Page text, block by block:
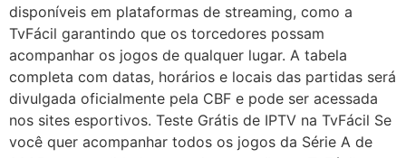
disponíveis em plataformas de streaming, como a
TvFácil garantindo que os torcedores possam
acompanhar os jogos de qualquer lugar. A tabela
completa com datas, horários e locais das partidas será
divulgada oficialmente pela CBF e pode ser acessada
nos sites esportivos. Teste Grátis de IPTV na TvFácil Se
você quer acompanhar todos os jogos da Série A de